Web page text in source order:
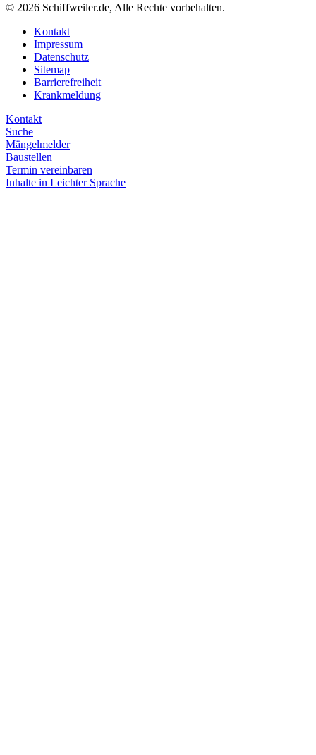
© 2026 Schiffweiler.de, Alle Rechte vorbehalten.
Kontakt
Impressum
Datenschutz
Sitemap
Barrierefreiheit
Krankmeldung
Kontakt
Suche
Mängelmelder
Baustellen
Termin vereinbaren
Inhalte in Leichter Sprache